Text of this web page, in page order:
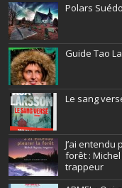
Polars
Guide Tao
Le sang
J’ai entendu
forêt :
trappeur